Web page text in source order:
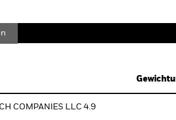
COMPANIES LLC 4.9